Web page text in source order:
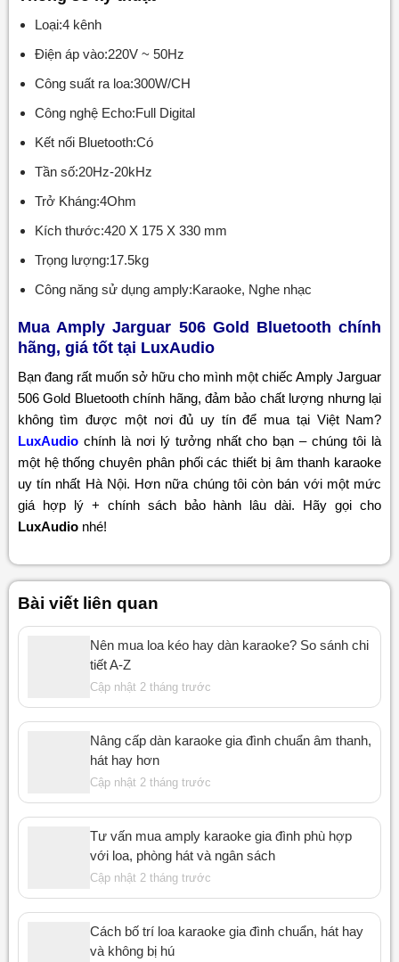
Loại:4 kênh
Điện áp vào:220V ~ 50Hz
Công suất ra loa:300W/CH
Công nghệ Echo:Full Digital
Kết nối Bluetooth:Có
Tần số:20Hz-20kHz
Trở Kháng:4Ohm
Kích thước:420 X 175 X 330 mm
Trọng lượng:17.5kg
Công năng sử dụng amply:Karaoke, Nghe nhạc
Mua Amply Jarguar 506 Gold Bluetooth chính
hãng, giá tốt tại LuxAudio
Bạn đang rất muốn sở hữu cho mình một chiếc Amply Jarguar
506 Gold Bluetooth chính hãng, đảm bảo chất lượng nhưng lại
không tìm được một nơi đủ uy tín để mua tại Việt Nam?
LuxAudiochính là nơi lý tưởng nhất cho bạn – chúng tôi là
một hệ thống chuyên phân phối các thiết bị âm thanh karaoke
uy tín nhất Hà Nội. Hơn nữa chúng tôi còn bán với một mức
giá hợp lý + chính sách bảo hành lâu dài. Hãy gọi cho
LuxAudionhé!
Bài viết liên quan
Nên mua loa kéo hay dàn karaoke? So sánh chi
tiết A-Z
Cập nhật 2 tháng trước
Nâng cấp dàn karaoke gia đình chuẩn âm thanh,
hát hay hơn
Cập nhật 2 tháng trước
Tư vấn mua amply karaoke gia đình phù hợp
với loa, phòng hát và ngân sách
Cập nhật 2 tháng trước
Cách bố trí loa karaoke gia đình chuẩn, hát hay
và không bị hú